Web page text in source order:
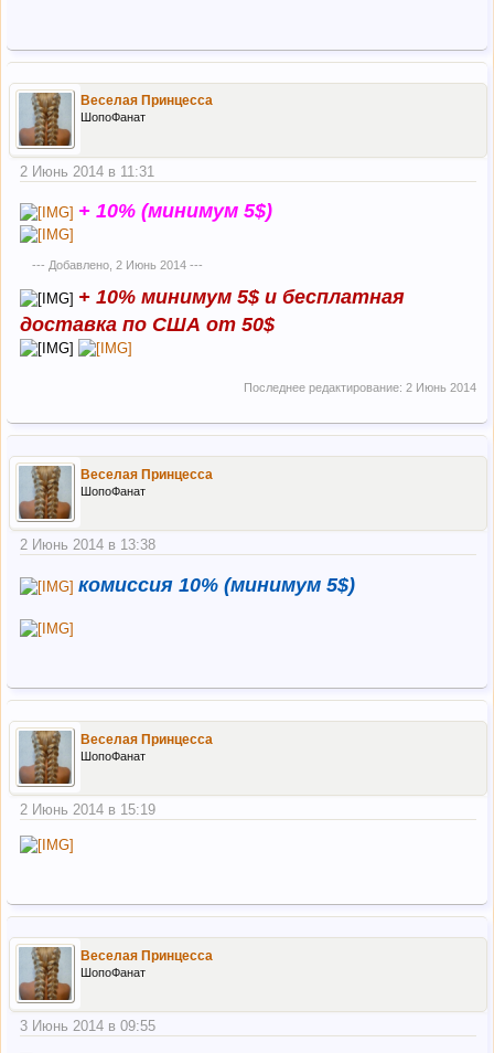
Веселая Принцесса
ШопоФанат
2 Июнь 2014 в 11:31
+ 10% (минимум 5$)
--- Добавлено, 2 Июнь 2014---
+ 10% минимум 5$ и бесплатная
доставка по США от 50$
Последнее редактирование: 2 Июнь 2014
Веселая Принцесса
ШопоФанат
2 Июнь 2014 в 13:38
комиссия 10% (минимум 5$)
Веселая Принцесса
ШопоФанат
2 Июнь 2014 в 15:19
Веселая Принцесса
ШопоФанат
3 Июнь 2014 в 09:55